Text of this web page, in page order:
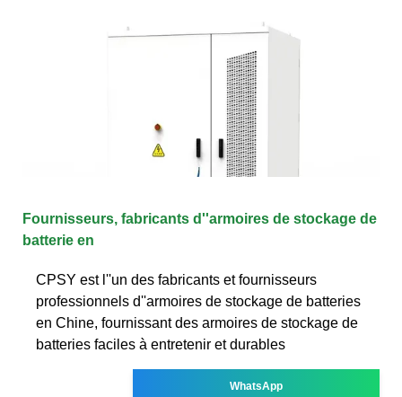
Fournisseurs, fabricants d''armoires de stockage de
batterie en
CPSY est l''un des fabricants et fournisseurs
professionnels d''armoires de stockage de batteries
en Chine, fournissant des armoires de stockage de
batteries faciles à entretenir et durables
WhatsApp